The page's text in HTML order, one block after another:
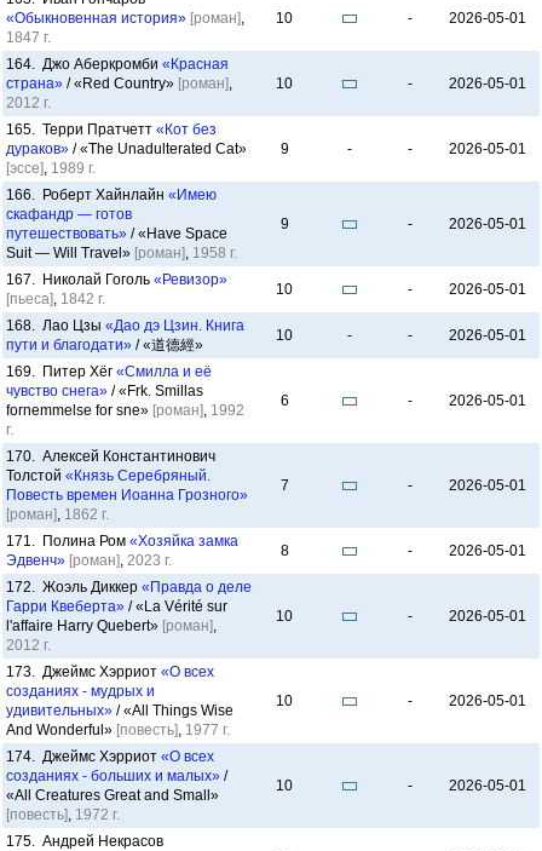
«Обыкновенная история» [роман],
1847 г.
10 - 2026-05-01
164. Джо Аберкромби «Красная
страна» / «Red Country» [роман],
2012 г.
10 - 2026-05-01
165. Терри Пратчетт «Кот без
дураков» / «The Unadulterated Cat»
[эссе], 1989 г.
9 - - 2026-05-01
166. Роберт Хайнлайн «Имею
скафандр — готов
путешествовать» / «Have Space
Suit — Will Travel» [роман], 1958 г.
9 - 2026-05-01
167. Николай Гоголь «Ревизор»
[пьеса], 1842 г.
10 - 2026-05-01
168. Лао Цзы «Дао дэ Цзин. Книга
пути и благодати» / «道德經»
10 - - 2026-05-01
169. Питер Хёг «Смилла и её
чувство снега» / «Frk. Smillas
fornemmelse for sne» [роман], 1992
г.
6 - 2026-05-01
170. Алексей Константинович
Толстой «Князь Серебряный.
Повесть времен Иоанна Грозного»
[роман], 1862 г.
7 - 2026-05-01
171. Полина Ром «Хозяйка замка
Эдвенч» [роман], 2023 г.
8 - 2026-05-01
172. Жоэль Диккер «Правда о деле
Гарри Квеберта» / «La Vérité sur
l'affaire Harry Quebert» [роман],
2012 г.
10 - 2026-05-01
173. Джеймс Хэрриот «О всех
созданиях - мудрых и
удивительных» / «All Things Wise
And Wonderful» [повесть], 1977 г.
10 - 2026-05-01
174. Джеймс Хэрриот «О всех
созданиях - больших и малых» /
«All Creatures Great and Small»
[повесть], 1972 г.
10 - 2026-05-01
175. Андрей Некрасов